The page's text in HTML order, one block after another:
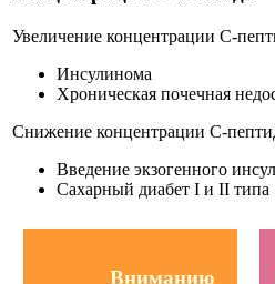
Увеличение концентрации С-
Инсулинома
Хроническая почечная
Снижение концентрации С-
Введение экзогенного
Сахарный диабет I и II типа
Вниманию